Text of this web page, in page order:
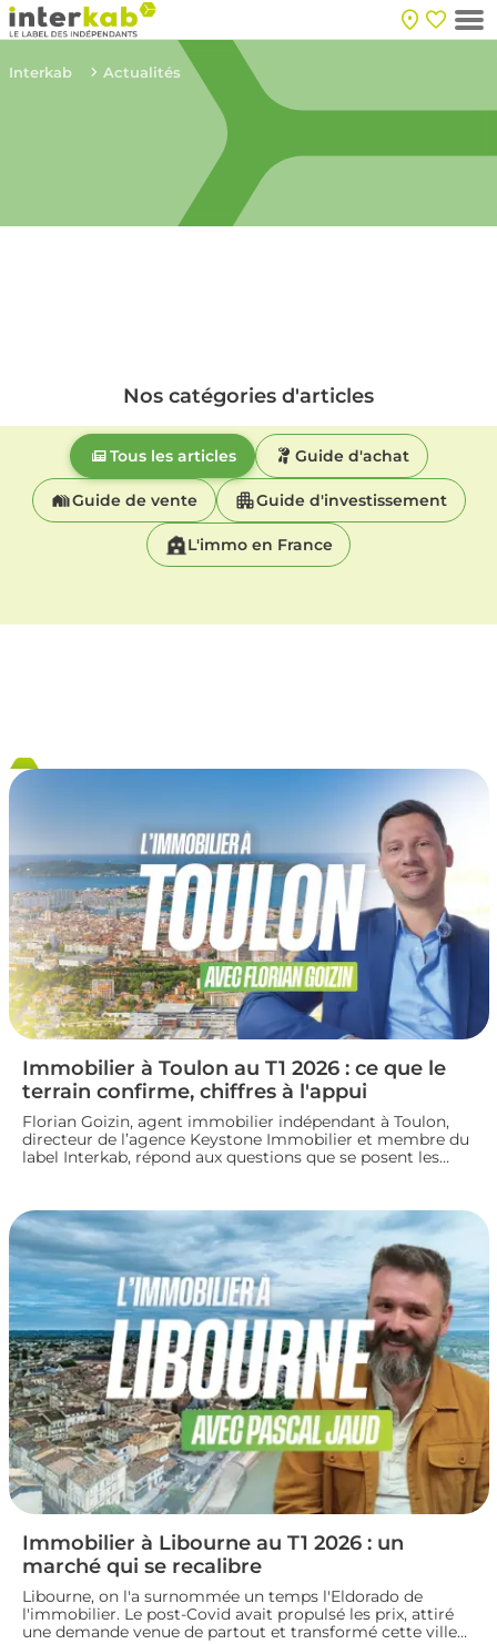
Interkab Actualités
Nos catégories d'articles
Tous les articles Guide d'achat
Guide de vente Guide d'investissement
L'immo en France
Immobilier à Toulon au T1 2026 : ce que le
terrain confirme, chiffres à l'appui
Florian Goizin, agent immobilier indépendant à Toulon,
directeur de l’agence Keystone Immobilier et membre du
label Interkab, répond aux questions que se posent les
révèle chaque jour.
Immobilier à Libourne au T1 2026 : un
marché qui se recalibre
Libourne, on l'a surnommée un temps l'Eldorado de
l'immobilier. Le post-Covid avait propulsé les prix, attiré
une demande venue de partout et transformé cette ville